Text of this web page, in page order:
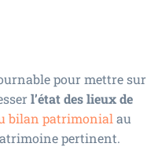
pour mettre sur
l’état des lieux de
bilan patrimonialau
pertinent.